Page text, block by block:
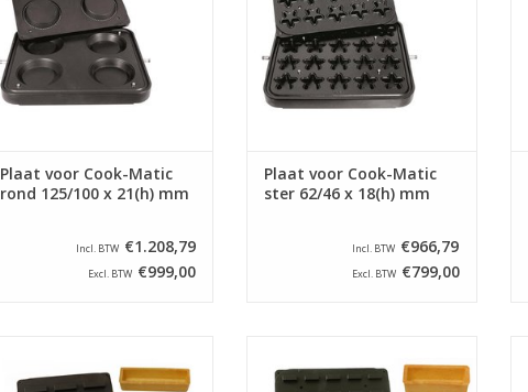
Plaat voor Cook-Matic
rond 125/100 x 21(h) mm
Incl. BTW €1.208,79
Excl. BTW €999,00
Plaat voor Cook-Matic
ster 62/46 x 18(h) mm
Incl. BTW €966,79
Excl. BTW €799,00
Matic tartelettemachine.
Matic tartelettemachine.